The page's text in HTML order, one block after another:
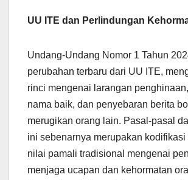
UU ITE dan Perlindungan
Undang-Undang Nomor 1 Tahun
perubahan terbaru dari UU ITE,
rinci mengenai larangan
nama baik, dan penyebaran berita
merugikan orang lain. Pasal-pasal
ini sebenarnya merupakan
nilai pamali tradisional mengenai
menjaga ucapan dan kehormatan